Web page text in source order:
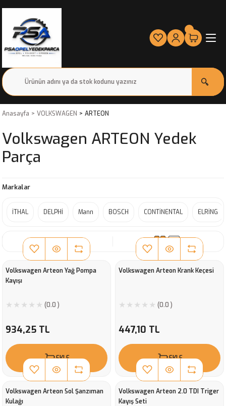
Anasayfa VOLKSWAGEN ARTEON
Volkswagen ARTEON Yedek
Parça
Markalar
İTHAL DELPHİ Mann BOSCH CONTİNENTAL ELRİNG
Volkswagen Arteon Yağ Pompa
Kayışı
(0.0 )
934,25 TL
EKLE
Volkswagen Arteon Krank Keçesi
(0.0 )
447,10 TL
EKLE
Volkswagen Arteon Sol Şanzıman
Kulağı
Volkswagen Arteon 2.0 TDI Triger
Kayış Seti